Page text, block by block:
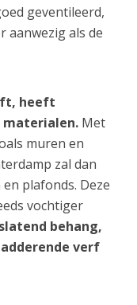
geventileerd,
aanwezig als de
heeft
materialen. Met
muren en
zal dan
plafonds. Deze
vochtiger
behang,
verf